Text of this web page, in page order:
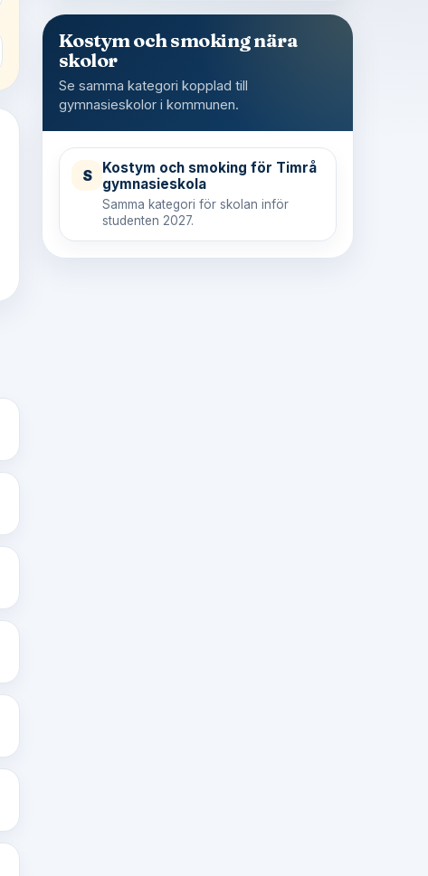
Kostym och smoking nära
skolor
Se samma kategori kopplad till
gymnasieskolor i kommunen.
S
Kostym och smoking för Timrå
gymnasieskola
Samma kategori för skolan inför
studenten 2027.